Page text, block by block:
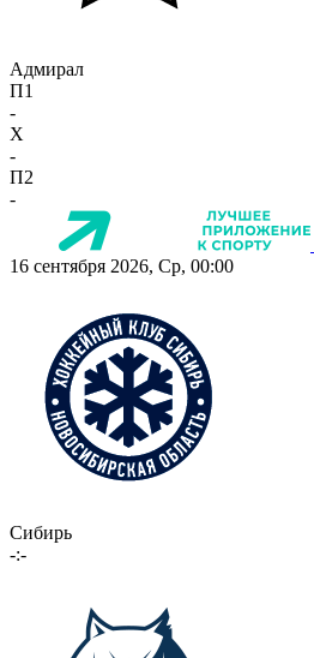
Адмирал
П1
-
X
-
П2
-
16 сентября 2026, Ср, 00:00
Сибирь
-:-